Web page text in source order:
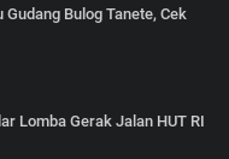
Bulog Tanete, Cek
Lomba Gerak Jalan HUT RI